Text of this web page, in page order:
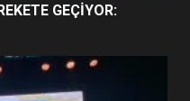
ATAMA:
NE
GEÇİYOR: